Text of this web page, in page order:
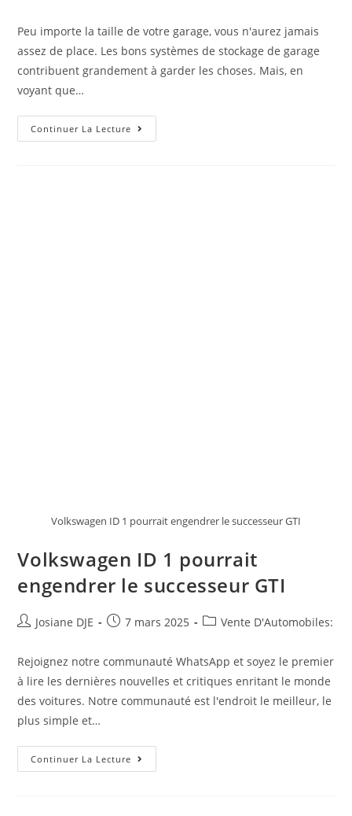
Peu importe la taille de votre garage, vous n'aurez jamais
assez de place. Les bons systèmes de stockage de garage
contribuent grandement à garder les choses. Mais, en
voyant que…
Continuer La Lecture Keter
Cortina
Volkswagen ID 1 pourrait engendrer le successeur GTI
Volkswagen ID 1 pourrait
engendrer le successeur GTI
Auteur/autrice
publication :
Josiane DJE
Post7 mars 2025
PostVente D'Automobiles:
Rejoignez notre communauté WhatsApp et soyez le premier
à lire les dernières nouvelles et critiques enritant le monde
des voitures. Notre communauté est l'endroit le meilleur, le
plus simple et…
Continuer La Lecture Volkswagen
ID